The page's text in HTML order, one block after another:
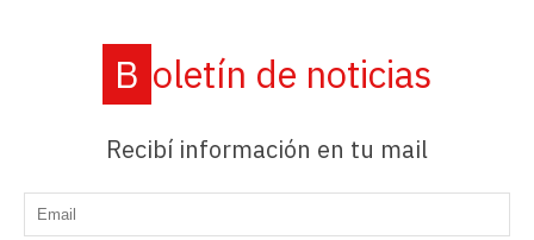
Boletín de noticias
Recibí información en tu mail